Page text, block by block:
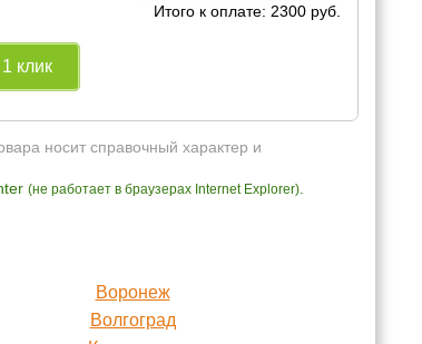
Итого к оплате: 2300 руб.
клик
носит справочный характер и
(не работает в браузерах Internet Explorer).
Воронеж
Волгоград